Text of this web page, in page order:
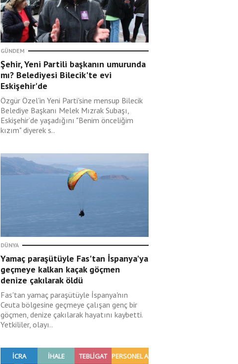
GÜNDEM
Şehir, Yeni Partili başkanın umurunda
mı? Belediyesi Bilecik'te evi
Eskişehir'de
Özgür Özel'in Yeni Parti'sine mensup Bilecik
Belediye Başkanı Melek Mızrak Subaşı,
Eskişehir’de yaşadığını "Benim önceliğim
kızım" diyerek s..
DÜNYA
Yamaç paraşütüyle Fas'tan İspanya'ya
geçmeye kalkan kaçak göçmen
denize çakılarak öldü
Fas'tan yamaç paraşütüyle İspanya'nın
Ceuta bölgesine geçmeye çalışan genç bir
göçmen, denize çakılarak hayatını kaybetti.
Yetkililer, olayı..